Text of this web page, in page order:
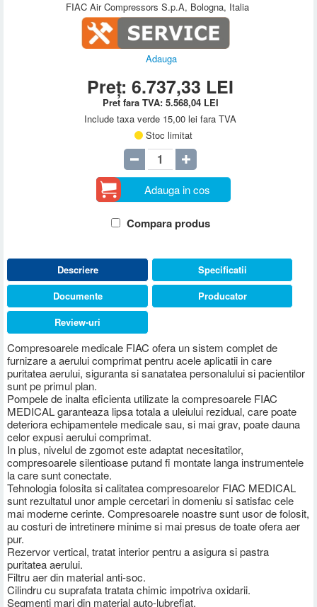
FIAC Air Compressors S.p.A, Bologna, Italia
Adauga
Preț:6.737,33 LEI
Pret fara TVA: 5.568,04 LEI
Include taxa verde 15,00 lei fara TVA
Stoc limitat
Adauga in cos
Compara produs
Descriere
Compresoarele medicale FIAC ofera un sistem complet de
furnizare a aerului comprimat pentru acele aplicatii in care
puritatea aerului, siguranta si sanatatea personalului si pacientilor
sunt pe primul plan.
Pompele de inalta eficienta utilizate la compresoarele FIAC
MEDICAL garanteaza lipsa totala a uleiului rezidual, care poate
deteriora echipamentele medicale sau, si mai grav, poate dauna
celor expusi aerului comprimat.
In plus, nivelul de zgomot este adaptat necesitatilor,
compresoarele silentioase putand fi montate langa instrumentele
la care sunt conectate.
Tehnologia folosita si calitatea compresoarelor FIAC MEDICAL
sunt rezultatul unor ample cercetari in domeniu si satisfac cele
mai moderne cerinte. Compresoarele noastre sunt usor de folosit,
au costuri de intretinere minime si mai presus de toate ofera aer
pur.
Rezervor vertical, tratat interior pentru a asigura si pastra
puritatea aerului.
Filtru aer din material anti-soc.
Cilindru cu suprafata tratata chimic impotriva oxidarii.
Segmenti mari din material auto-lubrefiat.
Specificatii
Documente
Producator
Review-uri